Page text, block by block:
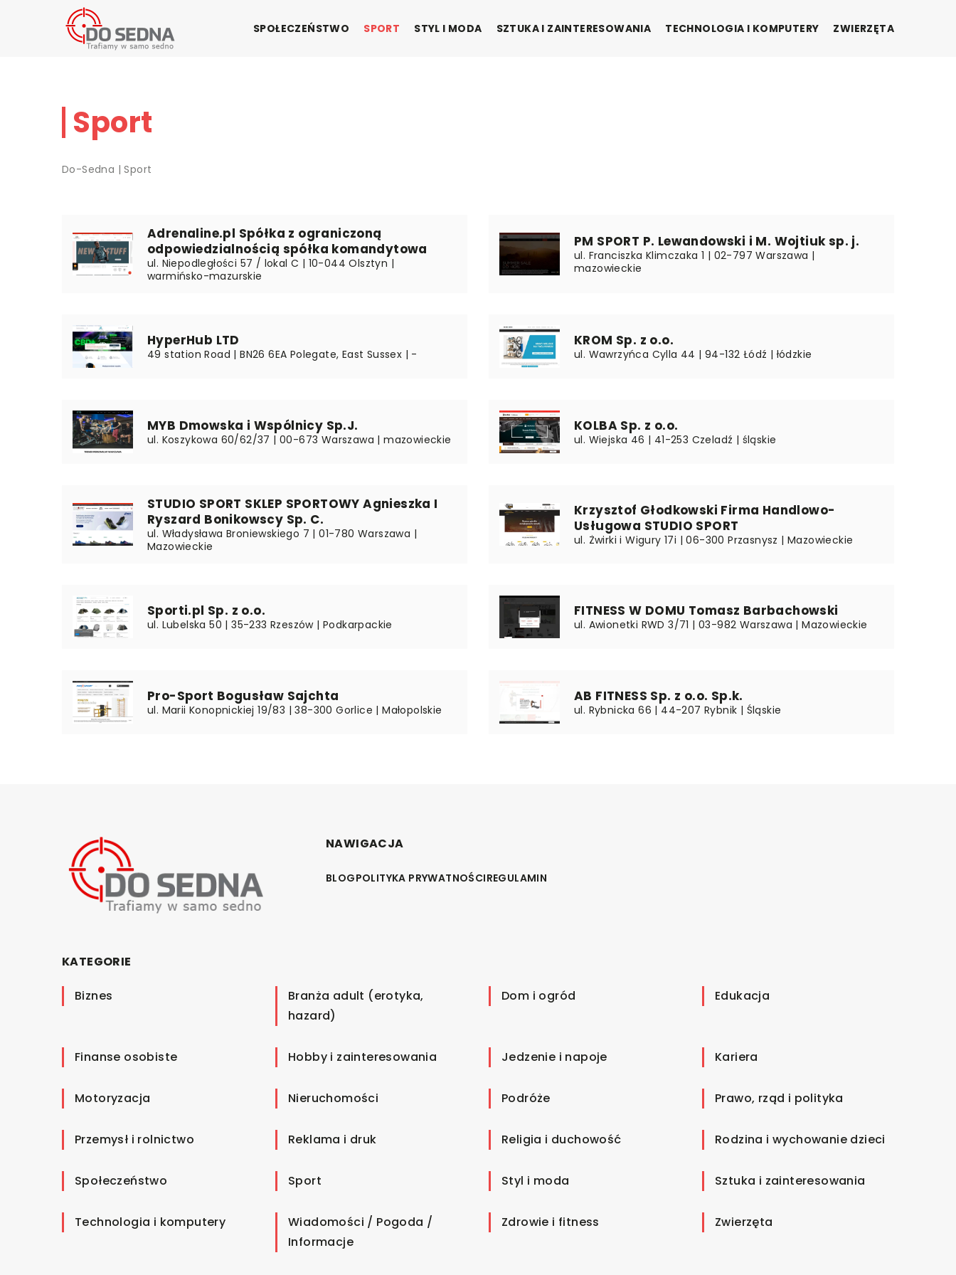
SPOŁECZEŃSTWO SPORT STYL I MODA SZTUKA I ZAINTERESOWANIA TECHNOLOGIA I KOMPUTERY ZWIERZĘTA
Sport
Do-Sedna |Sport
Adrenaline.pl Spółka z ograniczoną
odpowiedzialnością spółka komandytowa
ul. Niepodległości 57 / lokal C | 10-044 Olsztyn |
warmińsko-mazurskie
PM SPORT P. Lewandowski i M. Wojtiuk sp. j.
ul. Franciszka Klimczaka 1 | 02-797 Warszawa |
mazowieckie
HyperHub LTD
49 station Road | BN26 6EA Polegate, East Sussex | -
KROM Sp. z o.o.
ul. Wawrzyńca Cylla 44 | 94-132 Łódź | łódzkie
MYB Dmowska i Wspólnicy Sp.J.
ul. Koszykowa 60/62/37 | 00-673 Warszawa | mazowieckie
KOLBA Sp. z o.o.
ul. Wiejska 46 | 41-253 Czeladź | śląskie
STUDIO SPORT SKLEP SPORTOWY Agnieszka I
Ryszard Bonikowscy Sp. C.
ul. Władysława Broniewskiego 7 | 01-780 Warszawa |
Mazowieckie
Krzysztof Głodkowski Firma Handlowo-
Usługowa STUDIO SPORT
ul. Żwirki i Wigury 17i | 06-300 Przasnysz | Mazowieckie
Sporti.pl Sp. z o.o.
ul. Lubelska 50 | 35-233 Rzeszów | Podkarpackie
FITNESS W DOMU Tomasz Barbachowski
ul. Awionetki RWD 3/71 | 03-982 Warszawa | Mazowieckie
Pro-Sport Bogusław Sajchta
ul. Marii Konopnickiej 19/83 | 38-300 Gorlice | Małopolskie
AB FITNESS Sp. z o.o. Sp.k.
ul. Rybnicka 66 | 44-207 Rybnik | Śląskie
NAWIGACJA
BLOGPOLITYKA PRYWATNOŚCIREGULAMIN
KATEGORIE
Biznes
Branża adult (erotyka,
hazard)
Dom i ogród Edukacja
Finanse osobiste Hobby i zainteresowania Jedzenie i napoje Kariera
Motoryzacja Nieruchomości Podróże Prawo, rząd i polityka
Przemysł i rolnictwo Reklama i druk Religia i duchowość Rodzina i wychowanie dzieci
Społeczeństwo Sport Styl i moda Sztuka i zainteresowania
Technologia i komputery
Wiadomości / Pogoda /
Informacje
Zdrowie i fitness Zwierzęta